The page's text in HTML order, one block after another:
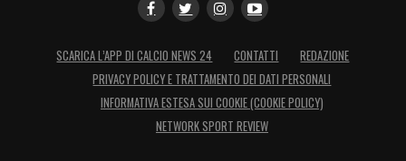
SCARICA L’APP DI CALCIO NEWS 24 CONTATTI
REDAZIONE
PRIVACY POLICY E TRATTAMENTO DEI DATI PERSONALI
INFORMATIVA ESTESA SUI COOKIE (COOKIE POLICY)
NETWORK SPORT REVIEW